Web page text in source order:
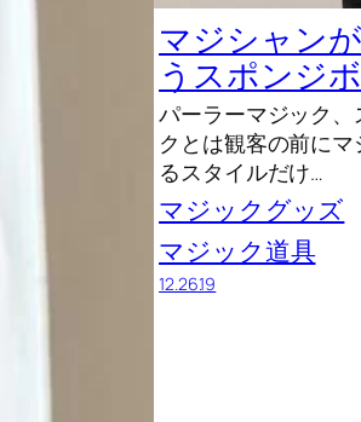
マジシャン
うスポンジ
パーラーマジック
クとは観客の前に
るスタイルだけ…
マジックグッズ
マジック道具
12.26.19